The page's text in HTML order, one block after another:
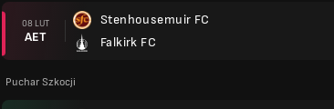
08 LUT
AET
Stenhousemuir FC
Falkirk FC
Puchar Szkocji